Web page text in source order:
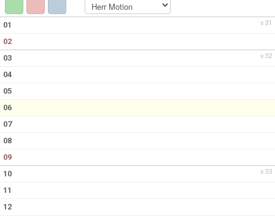
DOKUMENT
KONTAKT
v.31
01
02
v.32
03
04
05
06
07
08
09
v.33
10
11
12